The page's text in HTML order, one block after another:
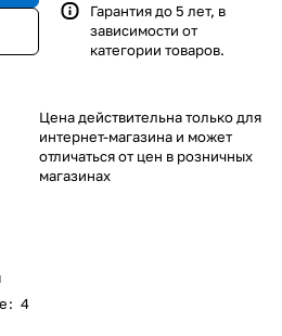
: 4
Гарантия до 5 лет, в
зависимости от
категории товаров.
Цена действительна только для
интернет-магазина и может
отличаться от цен в розничных
магазинах